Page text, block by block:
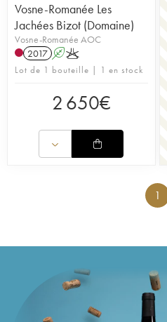
Vosne-Romanée Les
Jachées Bizot (Domaine)
Vosne-Romanée AOC
2017 AK
Lot de 1 bouteille | 1 en stock
2 650€
1